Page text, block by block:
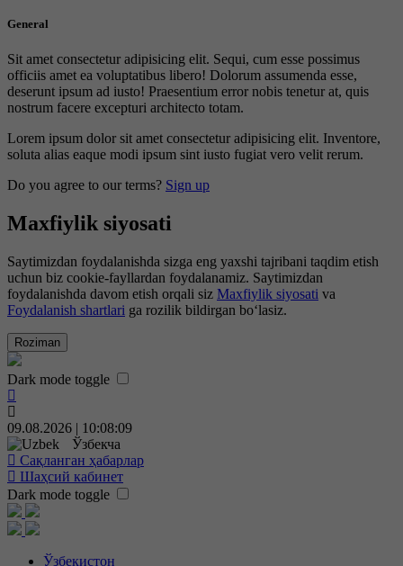
General
Sit amet consectetur adipisicing elit. Sequi, cum esse possimus
officiis amet ea voluptatibus libero! Dolorum assumenda esse,
deserunt ipsum ad iusto! Praesentium error nobis tenetur at, quis
nostrum facere excepturi architecto totam.
Lorem ipsum dolor sit amet consectetur adipisicing elit. Inventore,
soluta alias eaque modi ipsum sint iusto fugiat vero velit rerum.
Do you agree to our terms? Sign up
Maxfiylik siyosati
Saytimizdan foydalanishda sizga eng yaxshi tajribani taqdim etish
uchun biz cookie-fayllardan foydalanamiz. Saytimizdan
foydalanishda davom etish orqali siz Maxfiylik siyosati va
Foydalanish shartlari ga rozilik bildirgan bo‘lasiz.
Roziman
Dark mode toggle
09.08.2026 | 10:08:09
Ўзбекча
Сақланган ҳабарлар
Шаҳсий кабинет
Dark mode toggle
Ўзбекистон